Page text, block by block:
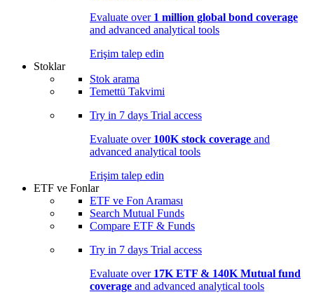
Evaluate over 1 million global bond coverage
and advanced analytical tools
Erişim talep edin
Stoklar
Stok arama
Temettü Takvimi
Try in 7 days Trial access
Evaluate over 100K stock coverage and
advanced analytical tools
Erişim talep edin
ETF ve Fonlar
ETF ve Fon Araması
Search Mutual Funds
Compare ETF & Funds
Try in 7 days Trial access
Evaluate over 17K ETF & 140K Mutual fund
coverage and advanced analytical tools